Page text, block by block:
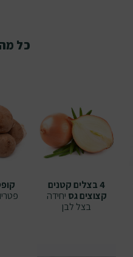
כל
4 בצלים קטנים
קצוצים גס יחידה
בצל לבן